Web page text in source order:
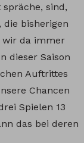
sind,
die bisherigen
wir da immer
dieser Saison
Auftrittes
Chancen
Spielen 13
das bei deren